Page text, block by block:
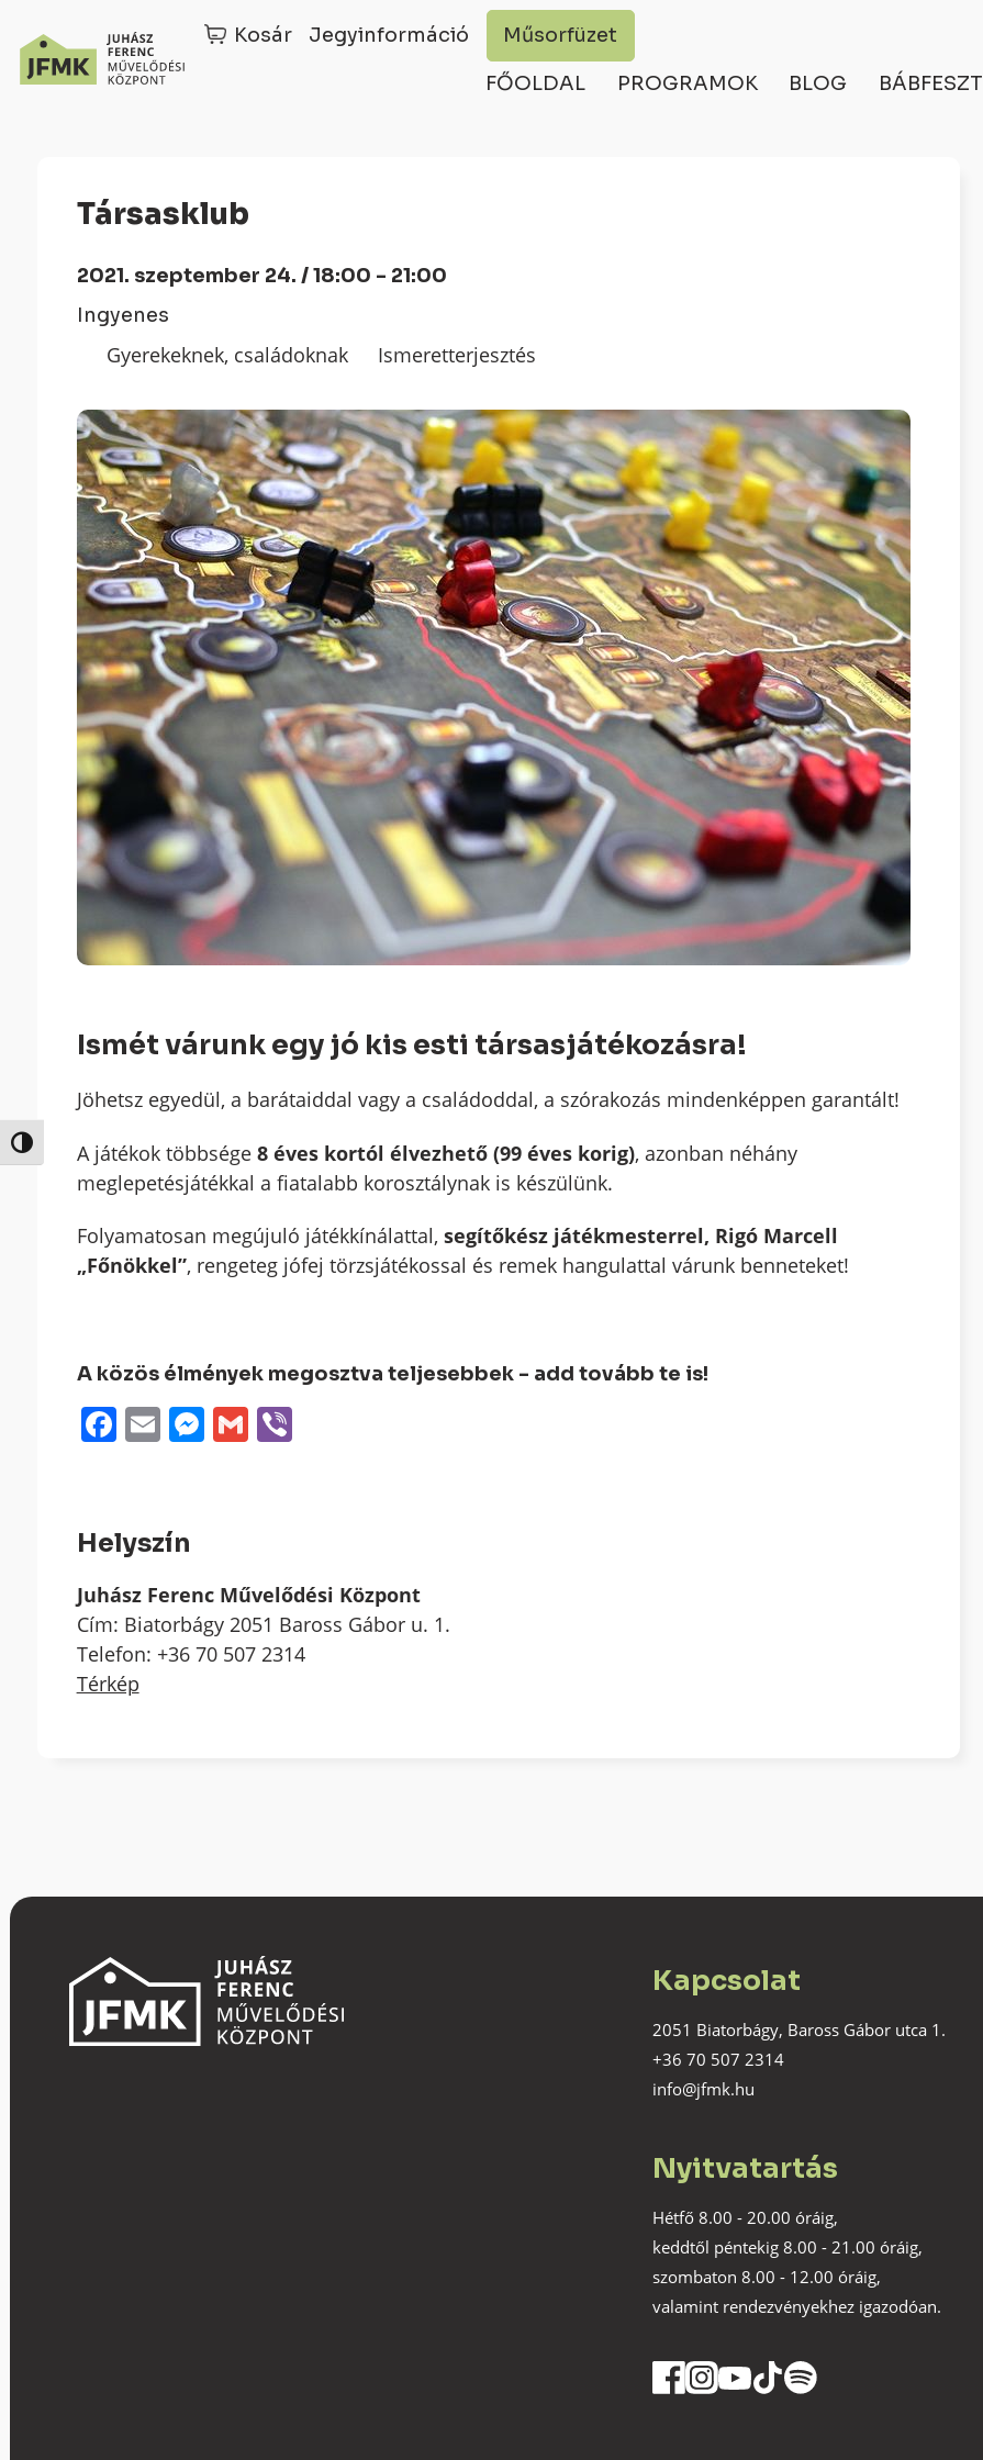
Nagy kontraszt váltása
Kosár Jegyinformáció Műsorfüzet
FŐOLDAL PROGRAMOK BLOG BÁBFESZT
Társasklub
2021. szeptember 24. / 18:00 - 21:00
Ingyenes
Gyerekeknek, családoknak Ismeretterjesztés
Ismét várunk egy jó kis esti társasjátékozásra!
Jöhetsz egyedül, a barátaiddal vagy a családoddal, a szórakozás mindenképpen garantált!
A játékok többsége 8 éves kortól élvezhető (99 éves korig), azonban néhány
meglepetésjátékkal a fiatalabb korosztálynak is készülünk.
Folyamatosan megújuló játékkínálattal, segítőkész játékmesterrel, Rigó Marcell
„Főnökkel”, rengeteg jófej törzsjátékossal és remek hangulattal várunk benneteket!
A közös élmények megosztva teljesebbek - add tovább te is!
Facebook
EmailMessenger
GmailViber
Helyszín
Juhász Ferenc Művelődési Központ
Cím: Biatorbágy 2051 Baross Gábor u. 1.
Telefon: +36 70 507 2314
Térkép
Kapcsolat
2051 Biatorbágy, Baross Gábor utca 1.
+36 70 507 2314
info@jfmk.hu
Nyitvatartás
Hétfő 8.00 - 20.00 óráig,
keddtől péntekig 8.00 - 21.00 óráig,
szombaton 8.00 - 12.00 óráig,
valamint rendezvényekhez igazodóan.